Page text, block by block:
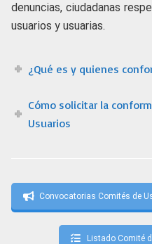
denuncias, ciudadanas
usuarios y usuarias.
¿Qué es y quienes
Cómo solicitar la
Usuarios
Convocatorias Comités de
Listado Comité